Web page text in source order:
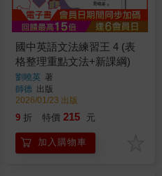
國中英語文法練習王 4 (表
格整理重點文法+新課綱)
劉曉英 著
師德 出版
2026/01/23 出版
9 折 特價 215 元
加入購物車